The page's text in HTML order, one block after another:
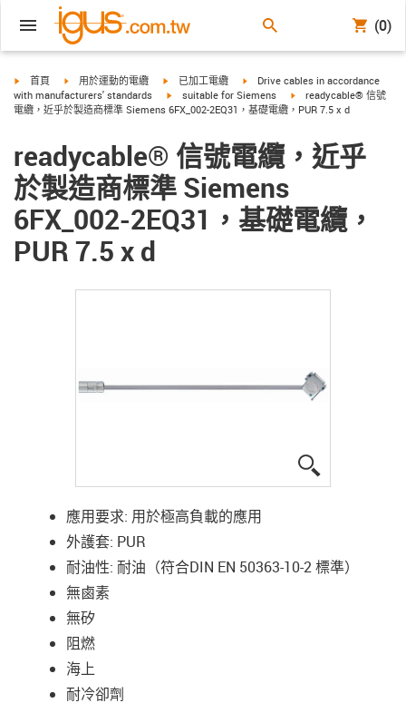
(0)
igus-icon-arrow-right
首頁 igus-icon-arrow-right
用於運動的電纜 igus-icon-arrow-right
已加工電纜 igus-icon-arrow-right
Drive cables in accordance
with manufacturers' standards
igus-icon-arrow-right
suitable for Siemens igus-icon-arrow-right
readycable® 信號
電纜，近乎於製造商標準 Siemens 6FX_002-2EQ31，基礎電纜，PUR 7.5 x d
readycable® 信號電纜，近乎
於製造商標準 Siemens
6FX_002-2EQ31，基礎電纜，
PUR 7.5 x d
應用要求: 用於極高負載的應用
外護套: PUR
耐油性: 耐油（符合DIN EN 50363-10-2 標準）
無鹵素
無矽
阻燃
海上
耐冷卻劑